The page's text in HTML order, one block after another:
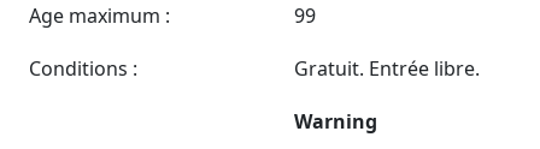
Age maximum :
99
Conditions :
Gratuit. Entrée libre.
Warning